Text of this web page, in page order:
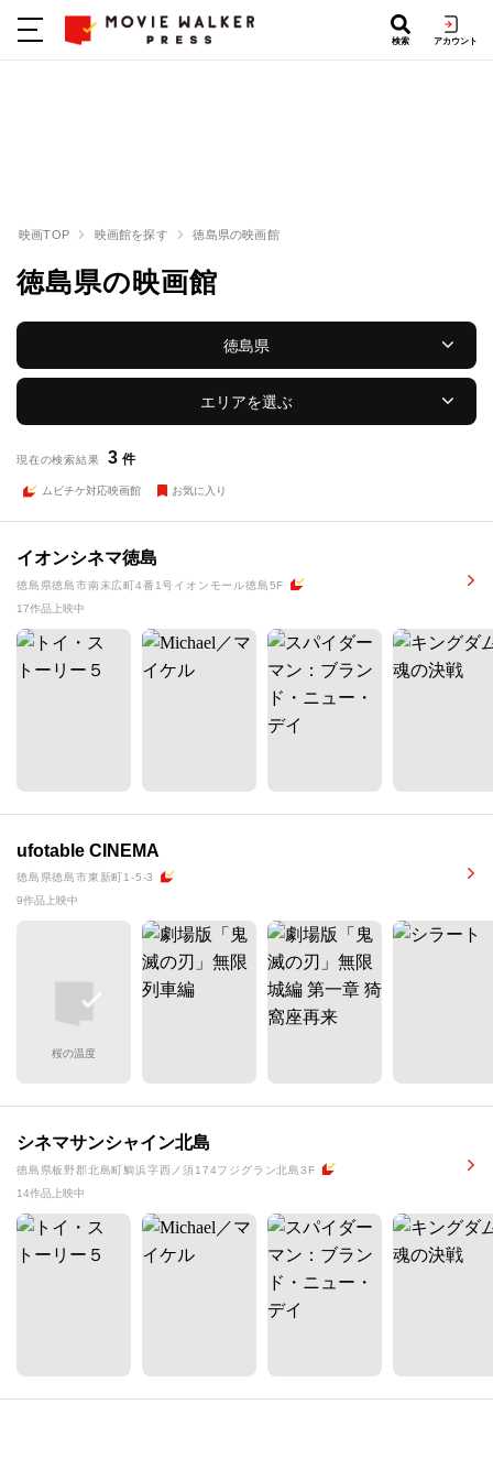
検索 アカウント
映画TOP 映画館を探す 徳島県の映画館
徳島県の映画館
徳島県
エリアを選ぶ
現在の検索結果 3 件
ムビチケ対応映画館 お気に入り
イオンシネマ徳島
徳島県徳島市南末広町4番1号イオンモール徳島5F
17作品上映中
ufotable CINEMA
徳島県徳島市東新町1-5-3
9作品上映中
桜の温度
シネマサンシャイン北島
徳島県板野郡北島町鯛浜字西ノ須174フジグラン北島3F
14作品上映中